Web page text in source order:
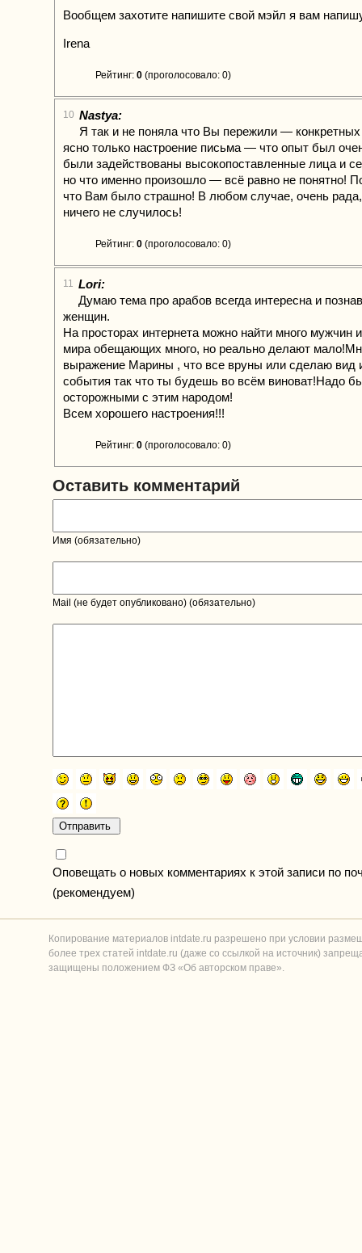
Вообщем захотите напишите свой мэйл я вам
Irena
Рейтинг: 0 (проголосовало: 0)
10 Nastya:
Я так и не поняла что Вы пережили —
ясно только настроение письма — что опыт был
были задействованы высокопоставленные лица и
но что именно произошло — всё равно не понятно!
что Вам было страшно! В любом случае, очень
ничего не случилось!
Рейтинг: 0 (проголосовало: 0)
11 Lori:
Думаю тема про арабов всегда интересна и
женщин.
На просторах интернета можно найти много мужчин
мира обещающих много, но реально делают
выражение Марины , что все вруны или сделаю вид
события так что ты будешь во всём виноват!Надо
осторожными с этим народом!
Всем хорошего настроения!!!
Рейтинг: 0 (проголосовало: 0)
Оставить комментарий
Имя (обязательно)
Mail (не будет опубликовано) (обязательно)
Оповещать о новых комментариях к этой записи по
(рекомендуем)
Копирование материалов intdate.ru разрешено при условии
более трех статей intdate.ru (даже со ссылкой на источник)
защищены положением ФЗ «Об авторском праве».